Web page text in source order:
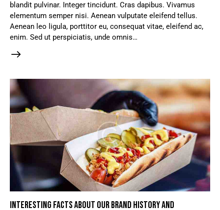
blandit pulvinar. Integer tincidunt. Cras dapibus. Vivamus
elementum semper nisi. Aenean vulputate eleifend tellus.
Aenean leo ligula, porttitor eu, consequat vitae, eleifend ac,
enim. Sed ut perspiciatis, unde omnis…
INTERESTING FACTS ABOUT OUR BRAND HISTORY AND